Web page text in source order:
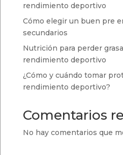
rendimiento deportivo
Cómo elegir un buen pre
secundarios
Nutrición para perder
rendimiento deportivo
¿Cómo y cuándo tomar
rendimiento deportivo?
Comentarios
No hay comentarios que